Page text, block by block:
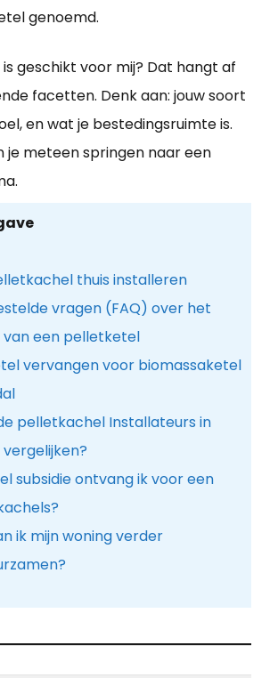
genoemd.
geschikt voor mij? Dat hangt af
facetten. Denk aan: jouw soort
en wat je bestedingsruimte is.
je meteen springen naar een
thuis installeren
vragen (FAQ) over het
van een pelletketel
vervangen voor biomassaketel
pelletkachel Installateurs in
vergelijken?
subsidie ontvang ik voor een
ik mijn woning verder